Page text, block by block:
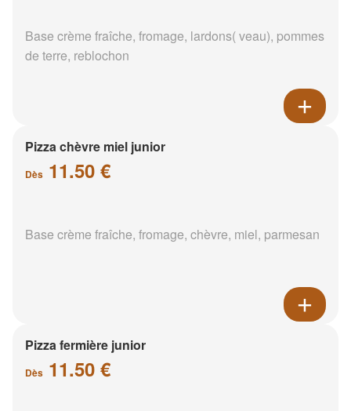
Base crème fraîche, fromage, lardons( veau), pommes
de terre, reblochon
Pizza chèvre miel junior
Dès 11.50 €
Base crème fraîche, fromage, chèvre, miel, parmesan
Pizza fermière junior
Dès 11.50 €